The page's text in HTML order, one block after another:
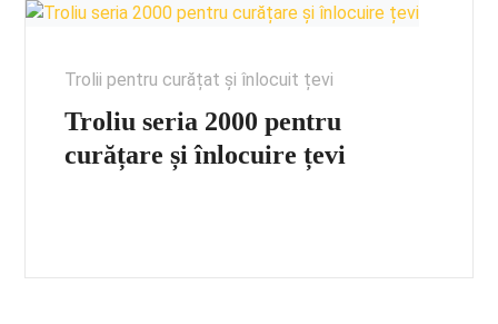
Trolii pentru curățat și înlocuit țevi
Troliu seria 2000 pentru
curățare și înlocuire țevi